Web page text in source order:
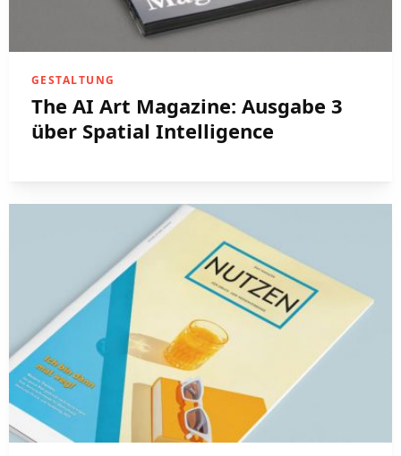
GESTALTUNG
The AI Art Magazine: Ausgabe 3
über Spatial Intelligence